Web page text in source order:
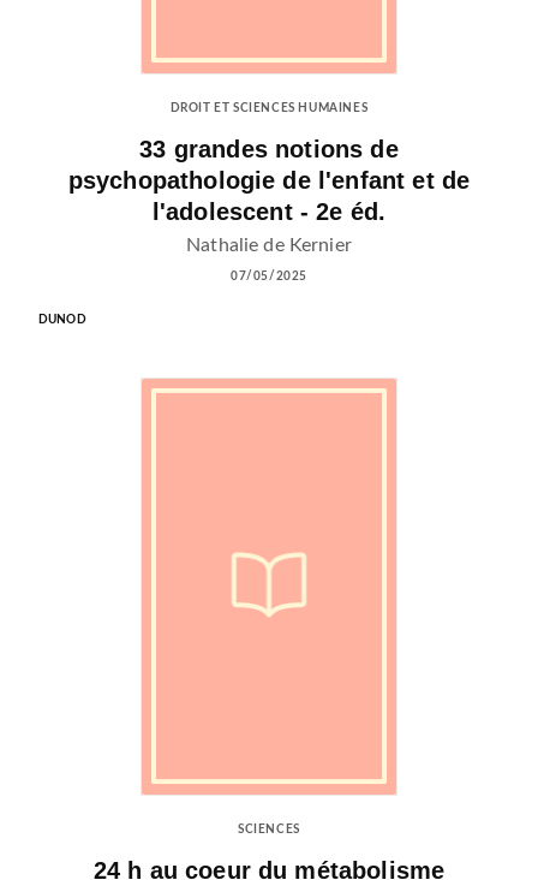
DROIT ET SCIENCES HUMAINES
33 grandes notions de
psychopathologie de l'enfant et de
l'adolescent - 2e éd.
Nathalie de Kernier
07/05/2025
DUNOD
SCIENCES
24 h au coeur du métabolisme